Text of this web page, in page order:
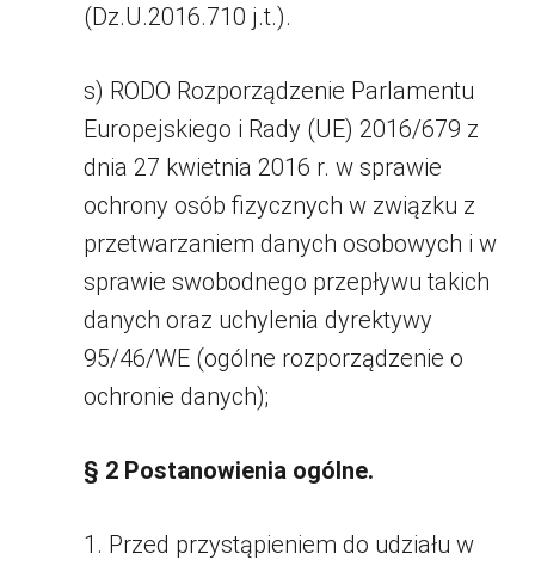
(Dz.U.2016.710 j.t.).
s) RODO Rozporządzenie Parlamentu
Europejskiego i Rady (UE) 2016/679 z
dnia 27 kwietnia 2016 r. w sprawie
ochrony osób fizycznych w związku z
przetwarzaniem danych osobowych i w
sprawie swobodnego przepływu takich
danych oraz uchylenia dyrektywy
95/46/WE (ogólne rozporządzenie o
ochronie danych);
§ 2 Postanowienia ogólne.
1. Przed przystąpieniem do udziału w